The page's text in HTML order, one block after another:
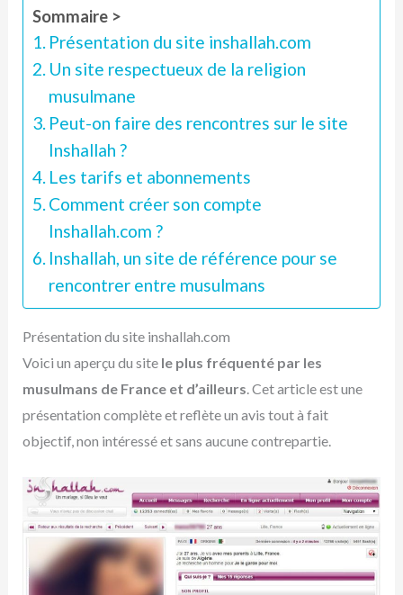
Sommaire >
Présentation du site inshallah.com
Un site respectueux de la religion
musulmane
Peut-on faire des rencontres sur le site
Inshallah ?
Les tarifs et abonnements
Comment créer son compte
Inshallah.com ?
Inshallah, un site de référence pour se
rencontrer entre musulmans
Présentation du site inshallah.com
Voici un aperçu du site le plus fréquenté par les
musulmans de France et d’ailleurs. Cet article est une
présentation complète et reflète un avis tout à fait
objectif, non intéressé et sans aucune contrepartie.